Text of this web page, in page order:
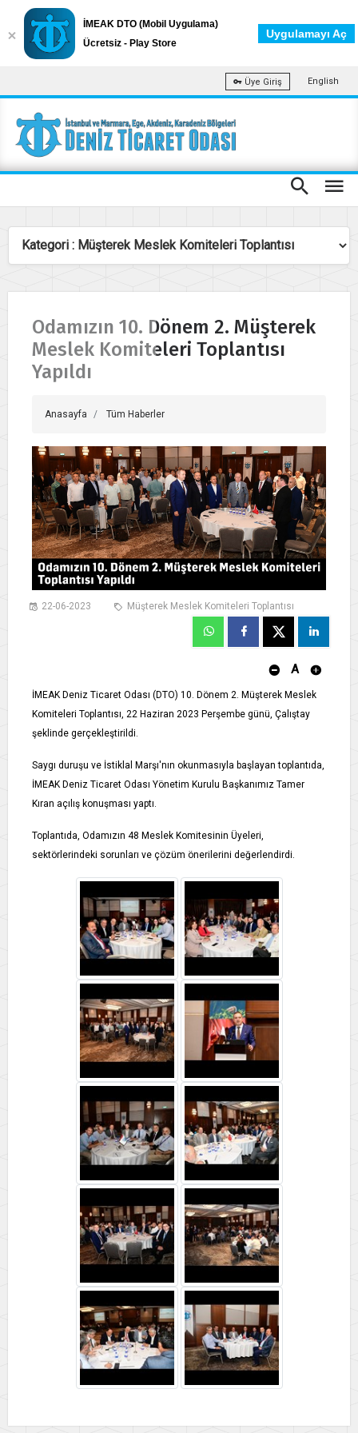
Üye Giriş English
Odamızın 10. Dönem 2. Müşterek
Meslek Komiteleri Toplantısı
Yapıldı
Anasayfa Tüm Haberler
22-06-2023 Müşterek Meslek Komiteleri Toplantısı
A
İMEAK Deniz Ticaret Odası (DTO) 10. Dönem 2. Müşterek Meslek
Komiteleri Toplantısı, 22 Haziran 2023 Perşembe günü, Çalıştay
şeklinde gerçekleştirildi.
Saygı duruşu ve İstiklal Marşı'nın okunmasıyla başlayan toplantıda,
İMEAK Deniz Ticaret Odası Yönetim Kurulu Başkanımız Tamer
Kıran açılış konuşması yaptı.
Toplantıda, Odamızın 48 Meslek Komitesinin Üyeleri,
sektörlerindeki sorunları ve çözüm önerilerini değerlendirdi.
İMEAK DTO (Mobil Uygulama)
Ücretsiz - Play Store
Uygulamayı Aç